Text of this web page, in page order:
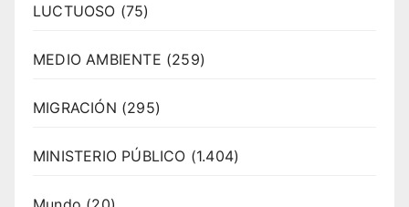
LUCTUOSO (75)
MEDIO AMBIENTE (259)
MIGRACIÓN (295)
MINISTERIO PÚBLICO (1.404)